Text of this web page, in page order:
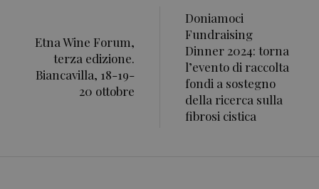
Etna Wine Forum,
terza edizione.
Biancavilla, 18-19-
20 ottobre
Doniamoci
Fundraising
Dinner 2024: torna
l’evento di raccolta
fondi a sostegno
della ricerca sulla
fibrosi cistica